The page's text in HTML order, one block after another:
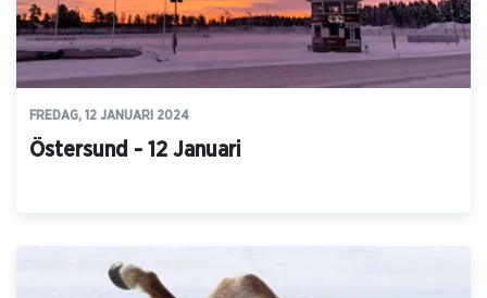
FREDAG, 12 JANUARI 2024
Östersund - 12 Januari